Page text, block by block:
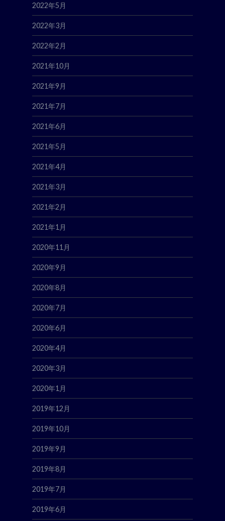
2022年5月
2022年3月
2022年2月
2021年10月
2021年9月
2021年7月
2021年6月
2021年5月
2021年4月
2021年3月
2021年2月
2021年1月
2020年11月
2020年9月
2020年8月
2020年7月
2020年6月
2020年4月
2020年3月
2020年1月
2019年12月
2019年10月
2019年9月
2019年8月
2019年7月
2019年6月